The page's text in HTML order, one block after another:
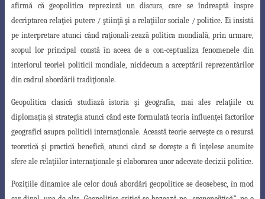
afirmă
că geopolitica reprezintă un discurs, care se îndreaptă înspre
decriptarea relaţiei putere / ştiinţă şi a relaţiilor sociale / politice. Ei insistă
pe interpretare atunci când raţionali-zează politica mondială, prin urmare,
scopul lor principal constă în aceea de a con-ceptualiza fenomenele din
interiorul teoriei politicii mondiale, nicidecum a acceptării reprezentărilor
din cadrul abordării tradiţionale.
Geopolitica clasică studiază istoria şi geografia, mai ales relaţiile cu
diplomaţia şi strategia atunci când este formulată teoria influenţei factorilor
geografici asupra politicii internaţionale. Această teorie serveşte ca o resursă
teoretică şi practică benefică, atunci când se doreşte a fi înţelese anumite
sfere ale relaţiilor internaţionale şi elaborarea unor adecvate decizii politice.
Poziţiile dinamice ale celor două abordări geopolitice se deosebesc, în mod